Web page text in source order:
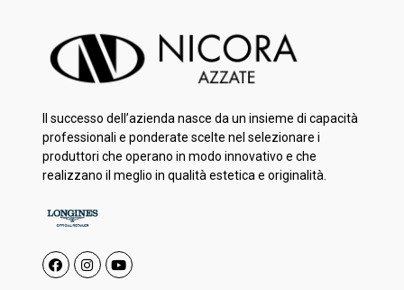
Il successo dell’azienda nasce da un insieme di capacità
professionali e ponderate scelte nel selezionare i
produttori che operano in modo innovativo e che
realizzano il meglio in qualità estetica e originalità.